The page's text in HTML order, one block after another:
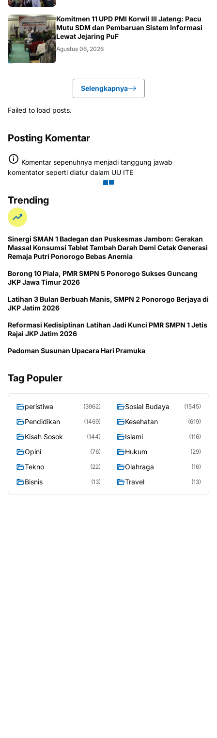
BANJARNEGARA
Komitmen 11 UPD PMI Korwil III Jateng: Pacu
Mutu SDM dan Pembaruan Sistem Informasi
Lewat Jejaring PuF
Agustus 06, 2026
Selengkapnya
Failed to load posts.
Posting Komentar
Komentar sepenuhnya menjadi tanggung jawab
komentator seperti diatur dalam UU ITE
Trending
Sinergi SMAN 1 Badegan dan Puskesmas Jambon: Gerakan
Massal Konsumsi Tablet Tambah Darah Demi Cetak Generasi
Remaja Putri Ponorogo Bebas Anemia
Borong 10 Piala, PMR SMPN 5 Ponorogo Sukses Guncang
JKP Jawa Timur 2026
Latihan 3 Bulan Berbuah Manis, SMPN 2 Ponorogo Berjaya di
JKP Jatim 2026
Reformasi Kedisiplinan Latihan Jadi Kunci PMR SMPN 1 Jetis
Rajai JKP Jatim 2026
Pedoman Susunan Upacara Hari Pramuka
Tag Populer
peristiwa (3962) Sosial Budaya (1545)
Pendidikan (1469) Kesehatan (619)
Kisah Sosok (144) Islami (116)
Opini (76) Hukum (29)
Tekno (22) Olahraga (16)
Bisnis (13) Travel (13)